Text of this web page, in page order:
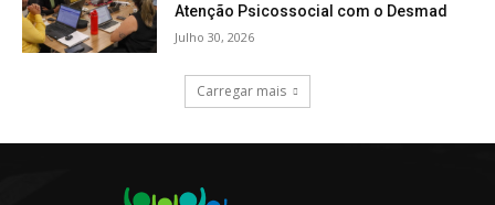
Atenção Psicossocial com o Desmad
Julho 30, 2026
Carregar mais